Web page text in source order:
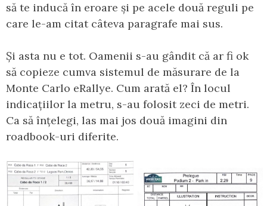
să te inducă în eroare și pe acele două reguli pe
care le-am citat câteva paragrafe mai sus.
Și asta nu e tot. Oamenii s-au gândit că ar fi ok
să copieze cumva sistemul de măsurare de la
Monte Carlo eRallye. Cum arată el? În locul
indicațiilor la metru, s-au folosit zeci de metri.
Ca să înțelegi, las mai jos două imagini din
roadbook-uri diferite.